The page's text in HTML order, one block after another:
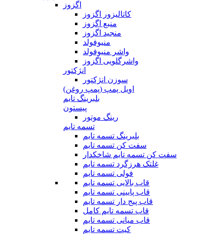
اگزوز
کاتالیزور اگزوز
منبع اگزوز
منجید اگزوز
منیوفولد
واشر منیوفولد
واشرگلویی اگزوز
انژکتور
سوزن انژکتور
اویل پمپ (پمپ روغن)
بلبرینگ تایم
پیستون
رینگ موتور
تسمه تایم
بلبرینگ تسمه تایم
سفت کن تسمه تایم
سفت کن تسمه تایم شاخکدار
غلتک هرزگرد تسمه تایم
فولی تسمه تایم
قاب بالایی تسمه تایم
قاب پایینی تسمه تایم
قاب پیج دار تسمه تایم
قاب تسمه تایم کامل
قاب میانی تسمه تایم
کیت تسمه تایم